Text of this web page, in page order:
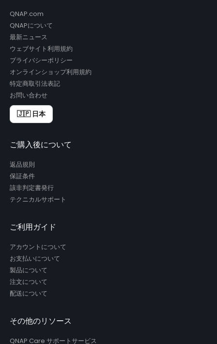
QNAP.com
QNAPについて
最新ニュース
ウェブサイト利用規約
プライバシーポリシー
オンラインショップ利用規約
特定商取引法表記
お問い合わせ
🇯🇵 日本
ご購入後について
返品規則
保証条件
該非判定書発行
テクニカルサポート
ご利用ガイド
アカウントについて
お支払いについて
製品について
注文について
配送について
その他のリソース
QNAP Care サポートサービス